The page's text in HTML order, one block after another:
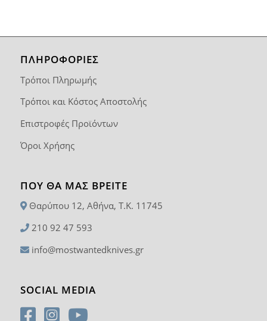
ΠΛΗΡΟΦΟΡΙΕΣ
Τρόποι Πληρωμής
Τρόποι και Κόστος Αποστολής
Επιστροφές Προϊόντων
Όροι Χρήσης
ΠΟΥ ΘΑ ΜΑΣ ΒΡΕΊΤΕ
Θαρύπου 12, Αθήνα, T.K. 11745
210 92 47 593
info@mostwantedknives.gr
SOCIAL MEDIA